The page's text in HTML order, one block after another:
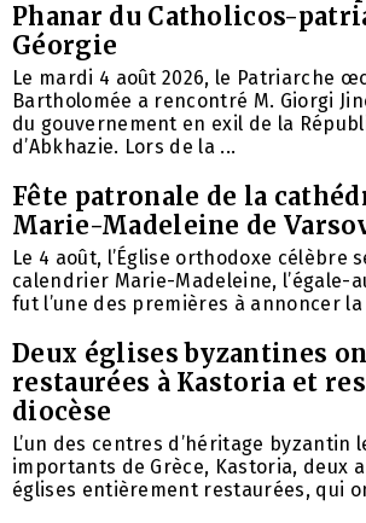
Phanar du Catholicos-
Géorgie
Le mardi 4 août 2026, le Patriarche
Bartholomée a rencontré M. Giorgi
du gouvernement en exil de la
d’Abkhazie. Lors de la ...
Fête patronale de la
Marie-Madeleine de
Le 4 août, l’Église orthodoxe célèbre
calendrier Marie-Madeleine, l’égale-
fut l’une des premières à annoncer
Deux églises byzantines
restaurées à Kastoria et
diocèse
L’un des centres d’héritage byzantin
importants de Grèce, Kastoria, deux
églises entièrement restaurées, qui